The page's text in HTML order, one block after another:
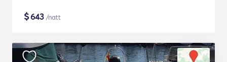
$643 /natt